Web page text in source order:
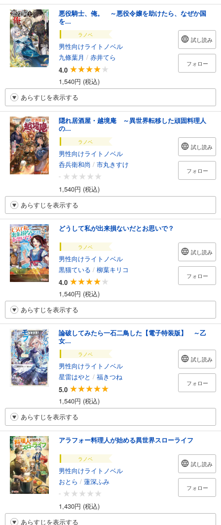
悪役騎士、俺。 ～悪役令嬢を助けたら、なぜか国
を...
ラノベ
男性向けライトノベル
九條葉月 / 赤井てら
4.0
1,540円 (税込)
試し読み
フォロー
あらすじを表示する
隠れ居酒屋・越境庵 ～異世界転移した頑固料理人
の...
ラノベ
男性向けライトノベル
呑兵衛和尚 / 市丸きすけ
-
1,540円 (税込)
試し読み
フォロー
あらすじを表示する
どうして私が出来損ないだとお思いで？
ラノベ
男性向けライトノベル
黒猫ている / 柳葉キリコ
4.0
1,540円 (税込)
試し読み
フォロー
あらすじを表示する
論破してみたら一石二鳥した【電子特装版】 ～乙
女...
ラノベ
男性向けライトノベル
星雷はやと / 福きつね
5.0
1,540円 (税込)
試し読み
フォロー
あらすじを表示する
アラフォー料理人が始める異世界スローライフ
ラノベ
男性向けライトノベル
おとら / 蓮深ふみ
-
1,430円 (税込)
試し読み
フォロー
あらすじを表示する